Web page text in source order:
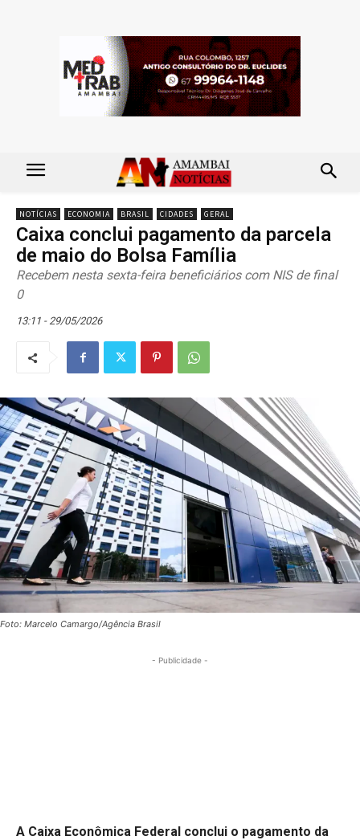
NOTÍCIAS ECONOMIA BRASIL CIDADES GERAL
Caixa conclui pagamento da parcela
de maio do Bolsa Família
Recebem nesta sexta-feira beneficiários com NIS de final
0
13:11 - 29/05/2026
Foto: Marcelo Camargo/Agência Brasil
- Publicidade -
A Caixa Econômica Federal conclui o pagamento da